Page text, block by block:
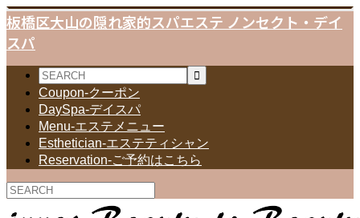
板橋区大山の隠れ家的スパエステ ノンセクト・デイ
スパ
Coupon-クーポン
DaySpa-デイスパ
Menu-エステメニュー
Esthetician-エステティシャン
Reservation-ご予約はこちら